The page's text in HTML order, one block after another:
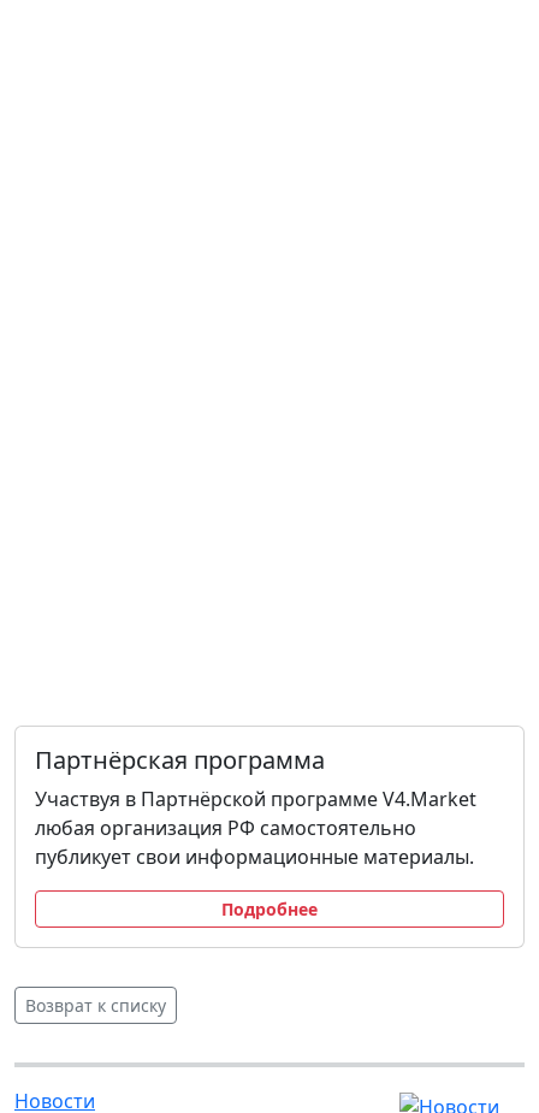
Партнёрская программа
Участвуя в Партнёрской программе V4.Market
любая организация РФ самостоятельно
публикует свои информационные материалы.
Подробнее
Возврат к списку
Новости